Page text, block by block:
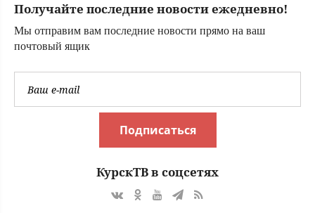
Получайте последние новости ежедневно!
Мы отправим вам последние новости прямо на ваш
почтовый ящик
Подписаться
КурскТВ в соцсетях